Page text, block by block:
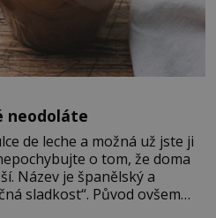
neodoláte
de leche a možná už jste ji
o tom, že doma
Název je španělský a
sladkost“. Původ ovšem